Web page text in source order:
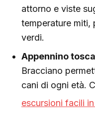
attorno e viste
temperature miti,
verdi.
Appennino
Bracciano
cani di ogni età.
escursioni facili